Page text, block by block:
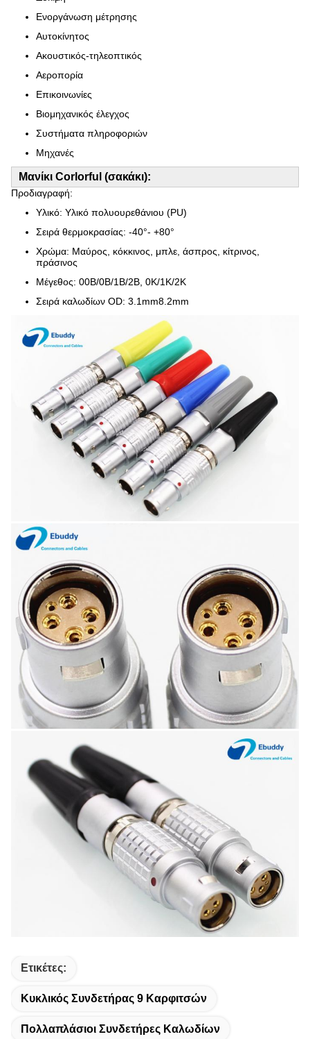
Ενοργάνωση μέτρησης
Αυτοκίνητος
Ακουστικός-τηλεοπτικός
Αεροπορία
Επικοινωνίες
Βιομηχανικός έλεγχος
Συστήματα πληροφοριών
Μηχανές
Μανίκι Corlorful (σακάκι):
Προδιαγραφή:
Υλικό: Υλικό πολυουρεθάνιου (PU)
Σειρά θερμοκρασίας: -40°- +80°
Χρώμα: Μαύρος, κόκκινος, μπλε, άσπρος, κίτρινος,
πράσινος
Μέγεθος: 00B/0B/1B/2B, 0K/1K/2K
Σειρά καλωδίων OD: 3.1mm8.2mm
Ετικέτες:
Κυκλικός Συνδετήρας 9 Καρφιτσών
Πολλαπλάσιοι Συνδετήρες Καλωδίων